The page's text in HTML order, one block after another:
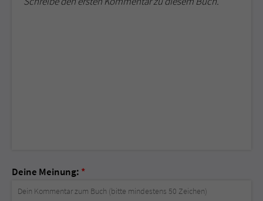
Deine Meinung: *